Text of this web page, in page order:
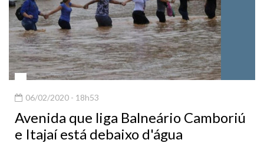
06/02/2020 - 18h53
Avenida que liga Balneário Camboriú
e Itajaí está debaixo d'água